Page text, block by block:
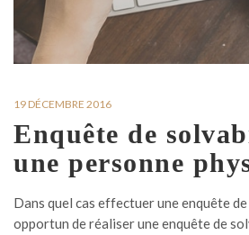
19 DÉCEMBRE 2016
Enquête de
une personne
Dans quel cas effectuer une enquête
opportun de réaliser une enquête de